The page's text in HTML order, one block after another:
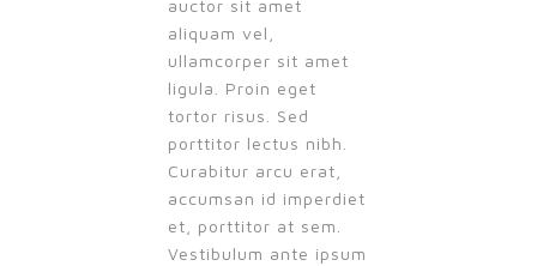
auctor sit amet
aliquam vel,
ullamcorper sit amet
ligula. Proin eget
tortor risus. Sed
porttitor lectus nibh.
Curabitur arcu erat,
accumsan id imperdiet
et, porttitor at sem.
Vestibulum ante ipsum